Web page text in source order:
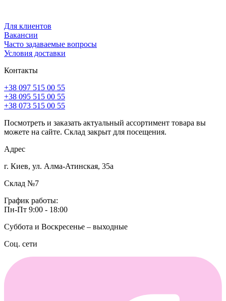
Для клиентов
Вакансии
Часто задаваемые вопросы
Условия доставки
Контакты
+38 097 515 00 55
+38 095 515 00 55
+38 073 515 00 55
Посмотреть и заказать актуальный ассортимент товара вы
можете на сайте. Склад закрыт для посещения.
Адрес
г. Киев, ул. Алма-Атинская, 35а
Склад №7
График работы:
Пн-Пт 9:00 - 18:00
Суббота и Воскресенье – выходные
Соц. сети